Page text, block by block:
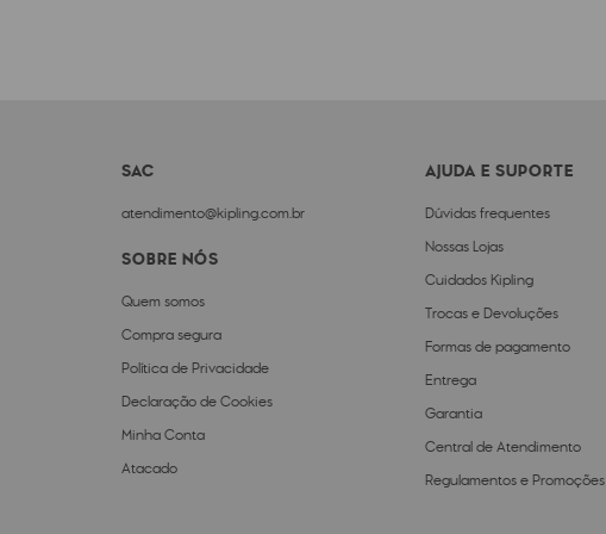
SAC
atendimento@kipling.com.br
SOBRE NÓS
Quem somos
Compra segura
Política de Privacidade
Declaração de Cookies
Minha Conta
Atacado
AJUDA E SUPORTE
Dúvidas frequentes
Nossas Lojas
Cuidados Kipling
Trocas e Devoluções
Formas de pagamento
Entrega
Garantia
Central de Atendimento
Regulamentos e Promoções